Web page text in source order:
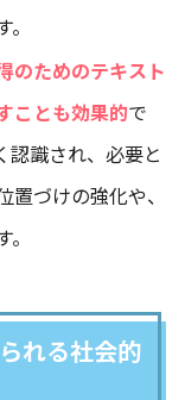
のためのテキスト
ことも効果的で
認識され、必要と
づけの強化や、
れる社会的